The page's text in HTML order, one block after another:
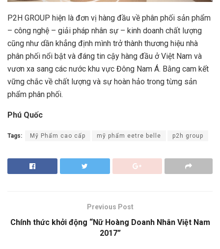
P2H GROUP hiện là đơn vị hàng đầu về phân phối sản phẩm
– công nghệ – giải pháp nhân sự – kinh doanh chất lượng
cũng như dần khẳng định mình trở thành thương hiệu nhà
phân phối nổi bật và đáng tin cậy hàng đầu ở Việt Nam và
vươn xa sang các nước khu vực Đông Nam Á. Bằng cam kết
vững chắc về chất lượng và sự hoàn hảo trong từng sản
phẩm phân phối.
Phú Quốc
Tags: Mỹ Phẩm cao cấp mỹ phẩm eetre belle p2h group
Previous Post
Chính thức khởi động “Nữ Hoàng Doanh Nhân Việt Nam
2017”